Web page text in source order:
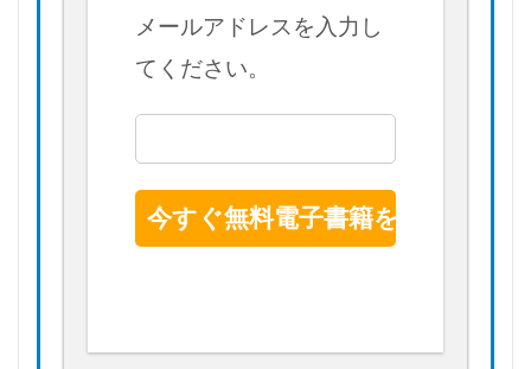
メールアドレスを入力し
てください。